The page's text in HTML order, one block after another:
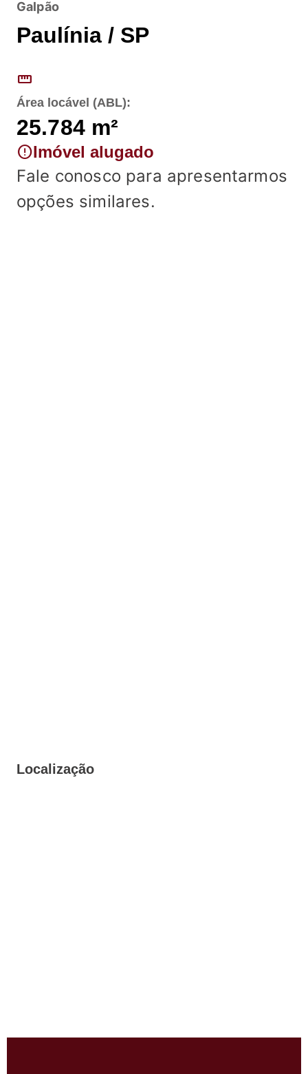
Galpão
Paulínia / SP
straighten
Área locável (ABL):
25.784 m²
errorImóvel alugado
Fale conosco para apresentarmos
opções similares.
Localização